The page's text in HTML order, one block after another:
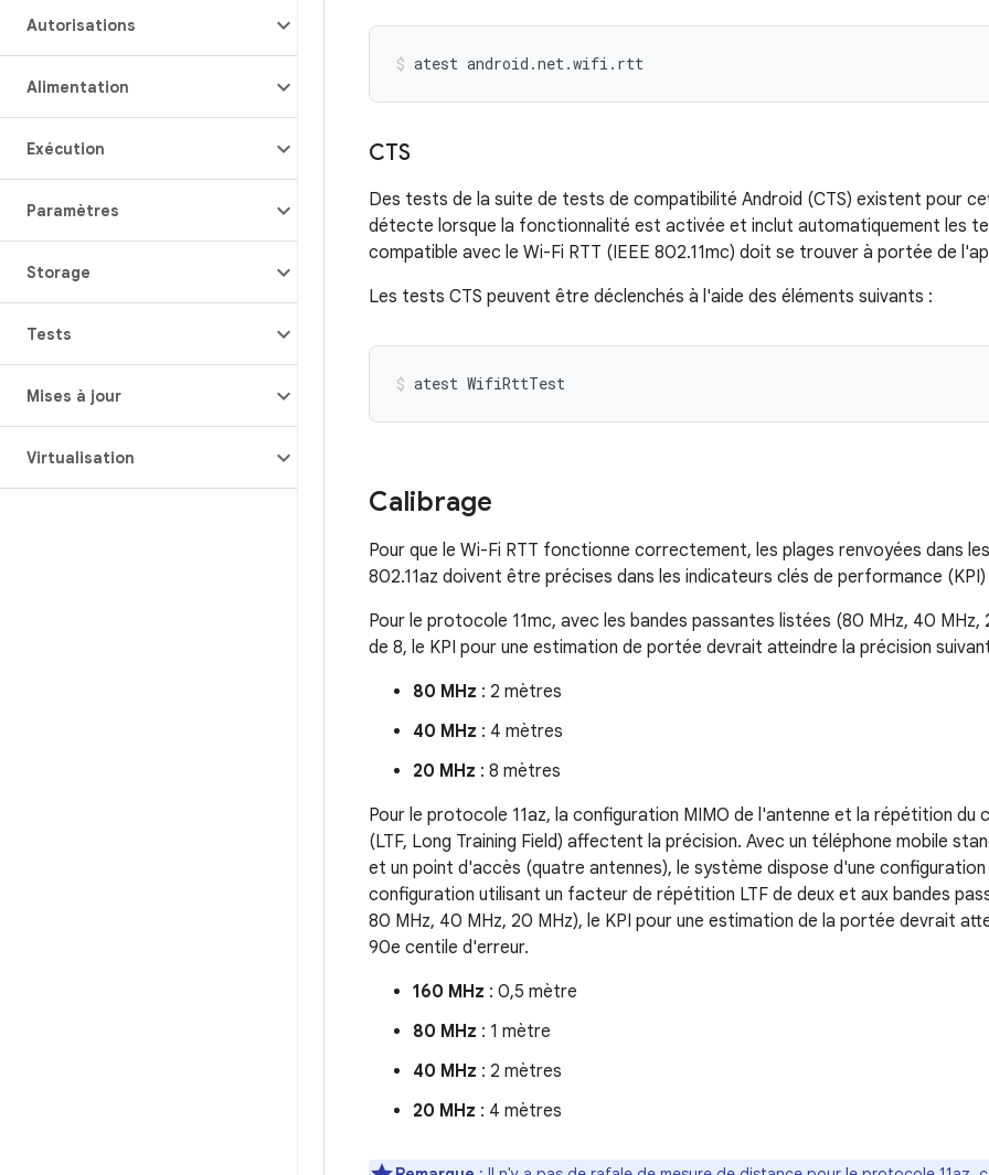
Autorisations
Alimentation
Exécution
Paramètres
Storage
Tests
Mises à jour
Virtualisation
atest android.net.wifi.rtt
CTS
Des tests de la suite de tests de compatibilité Android (CTS) existent pour
détecte lorsque la fonctionnalité est activée et inclut automatiquement les
compatible avec le Wi-Fi RTT (IEEE 802.11mc) doit se trouver à portée de
Les tests CTS peuvent être déclenchés à l'aide des éléments suivants :
atest WifiRttTest
Calibrage
Pour que le Wi-Fi RTT fonctionne correctement, les plages renvoyées dans
802.11az doivent être précises dans les indicateurs clés de performance
Pour le protocole 11mc, avec les bandes passantes listées (80 MHz, 40
de 8, le KPI pour une estimation de portée devrait atteindre la précision
80 MHz : 2 mètres
40 MHz : 4 mètres
20 MHz : 8 mètres
Pour le protocole 11az, la configuration MIMO de l'antenne et la répétition du
(LTF, Long Training Field) affectent la précision. Avec un téléphone mobile
et un point d'accès (quatre antennes), le système dispose d'une configuration
configuration utilisant un facteur de répétition LTF de deux et aux bandes
80 MHz, 40 MHz, 20 MHz), le KPI pour une estimation de la portée devrait
90e centile d'erreur.
160 MHz : 0,5 mètre
80 MHz : 1 mètre
40 MHz : 2 mètres
20 MHz : 4 mètres